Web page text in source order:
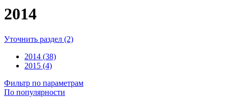
2014
Уточнить раздел (2)
2014 (38)
2015 (4)
Фильтр по параметрам
По популярности